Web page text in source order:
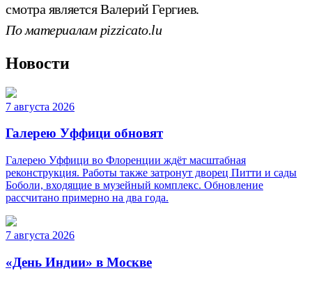
смотра является Валерий Гергиев.
По материалам pizzicato.lu
Новости
7 августа 2026
Галерею Уффици обновят
Галерею Уффици во Флоренции ждёт масштабная
реконструкция. Работы также затронут дворец Питти и сады
Боболи, входящие в музейный комплекс. Обновление
рассчитано примерно на два года.
7 августа 2026
«День Индии» в Москве